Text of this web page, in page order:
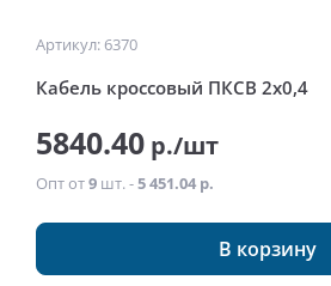
Артикул: 6370
Кабель кроссовый ПКСВ 2х0,4
5840.40 р./шт
Опт от9 шт. -5 451.04 р.
В корзину